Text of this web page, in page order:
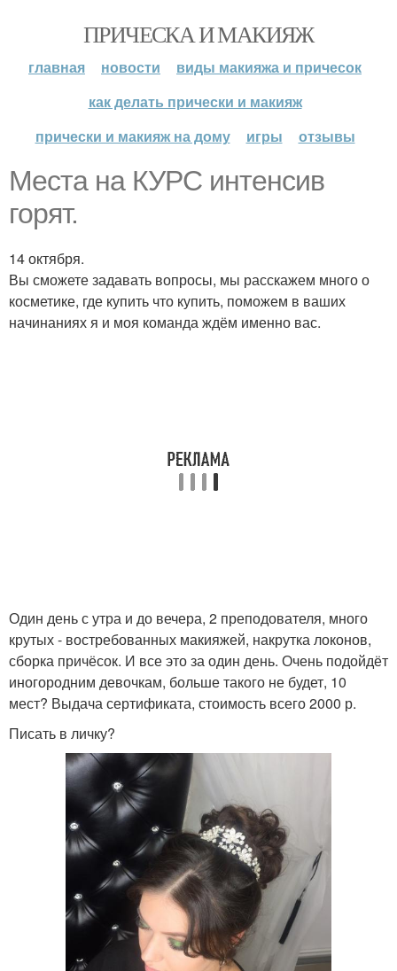
ПРИЧЕСКА И МАКИЯЖ
главная новости
виды макияжа и причесок
как делать прически и макияж
прически и макияж на дому
игры отзывы
Места на КУРС интенсив
горят.
14 октября.
Вы сможете задавать вопросы, мы расскажем много о
косметике, где купить что купить, поможем в ваших
начинаниях я и моя команда ждём именно вас.
Один день с утра и до вечера, 2 преподователя, много
крутых - востребованных макияжей, накрутка локонов,
сборка причёсок. И все это за один день. Очень подойдёт
иногородним девочкам, больше такого не будет, 10
мест? Выдача сертификата, стоимость всего 2000 р.
Писать в личку?